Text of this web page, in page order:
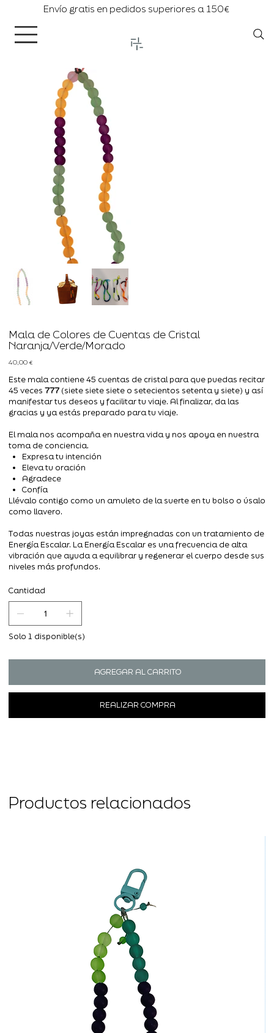
Envío gratis en pedidos superiores a 150€
Mala de Colores de Cuentas de Cristal
Naranja/Verde/Morado
Precio
40,00 €
Este mala contiene 45 cuentas de cristal para que puedas recitar
45 veces 777 (siete siete siete o setecientos setenta y siete) y así
manifestar tus deseos y facilitar tu viaje. Al finalizar, da las
gracias y ya estás preparado para tu viaje.
El mala nos acompaña en nuestra vida y nos apoya en nuestra
toma de conciencia.
Expresa tu intención
Eleva tu oración
Agradece
Confía
Llévalo contigo como un amuleto de la suerte en tu bolso o úsalo
como llavero.
Todas nuestras joyas están impregnadas con un tratamiento de
Energía Escalar. La Energía Escalar es una frecuencia de alta
vibración que ayuda a equilibrar y regenerar el cuerpo desde sus
niveles más profundos.
Cantidad
Solo 1 disponible(s)
AGREGAR AL CARRITO
REALIZAR COMPRA
Productos relacionados